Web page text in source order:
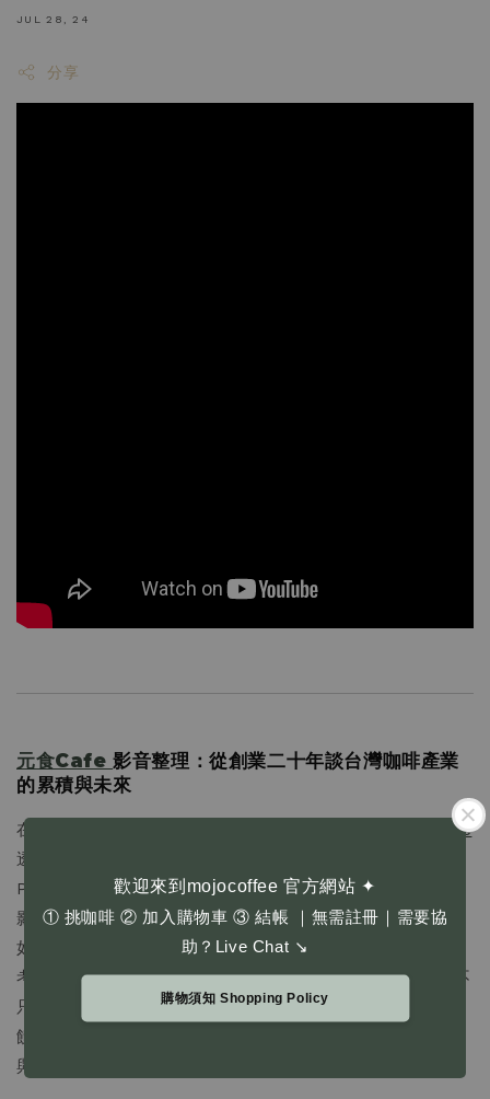
歡迎來到mojocoffee 官方網站 ✦
① 挑咖啡 ② 加入購物車 ③ 結帳 ｜無需註冊｜需要協
助？Live Chat ↘
購物須知 Shopping Policy
JUL 28, 24
分享
元食Cafe影音整理：從創業二十年談台灣咖啡產業
的累積與未來
在一場以書籍與產業對話為核心的咖啡讀書會中，
元食Cafe
透過影音形式整理 Mojo Coffee 創辦人陳俞嘉（Scott
Pasuya）二十年來的創業歷程與對台灣咖啡產業的觀察。
影片以《魔汁原味 mojocoffee》一書為出發點，回顧品牌
如何從咖啡館經營，逐步延伸至教學、產區參與與產業思
考。 媒體也引導 Scott 分享他對「累積」的理解——創業不
只是打造品牌，而是在長時間的實作中，將經驗轉化為能回
饋產業與土地的能量，並思考台灣咖啡在未來世代中的定位
與可能性。